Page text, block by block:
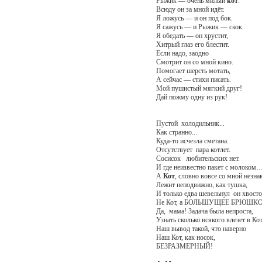
Всюду он за мной идёт.
Я ложусь — и он под бок.
Я сажусь — и Рыжик — скок.
Я обедать — он хрустит,
Хитрый глаз его блестит.
Если надо, заодно
Смотрит он со мной кино.
Помогает шерсть мотать,
А сейчас — стихи писать.
Мой пушистый мягкий друг!
Дай пожму одну из рук!
Пустой холодильник...
Как странно...
Куда-то исчезла сметана.
Отсутствует пара котлет.
Сосисок любительских нет.
И где неизвестно пакет с молоком…
АКот, словно вовсе со мной
Лежит неподвижно, как тушка,
И только едва шевельнул он
Не Кот, а БОЛЬШУЩЕЕ
Да, мама! Задача была непроста,
Узнать сколько всякого влезет в
Наш вывод такой, что наверно
Наш Кот, как носок,
БЕЗРАЗМЕРНЫЙ!